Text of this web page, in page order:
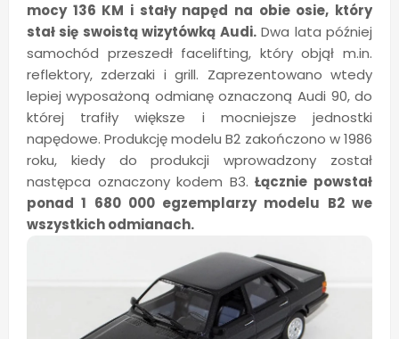
mocy 136 KM i stały napęd na obie osie, który
stał się swoistą wizytówką Audi.Dwa lata później
samochód przeszedł facelifting, który objął m.in.
reflektory, zderzaki i grill. Zaprezentowano wtedy
lepiej wyposażoną odmianę oznaczoną Audi 90, do
której trafiły większe i mocniejsze jednostki
napędowe. Produkcję modelu B2 zakończono w 1986
roku, kiedy do produkcji wprowadzony został
następca oznaczony kodem B3.Łącznie powstał
ponad 1 680 000 egzemplarzy modelu B2 we
wszystkich odmianach.